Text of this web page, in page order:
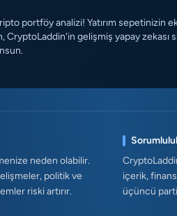
portföy analizi! Yatırım sepetinizin
CryptoLaddin'in gelişmiş yapay zekası
neden olabilir.
politik ve
riski artırır.
içerik,
üçüncü parti